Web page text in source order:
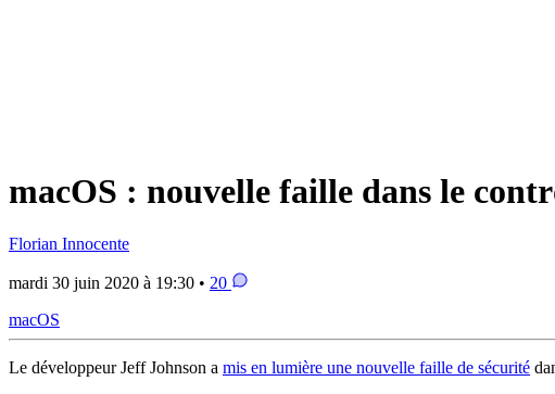
macOS : nouvelle faille dans le
Florian Innocente
mardi 30 juin 2020 à 19:30 • 20
macOS
Le développeur Jeff Johnson a mis en lumière une nouvelle faille de sécurité